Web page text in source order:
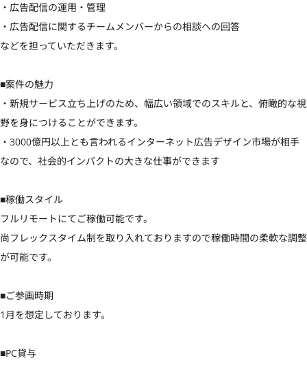
・広告配信の運用・管理
・広告配信に関するチームメンバーからの相談への回答
などを担っていただきます。
■案件の魅力
・新規サービス立ち上げのため、幅広い領域でのスキルと、俯瞰的な視
野を身につけることができます。
・3000億円以上とも言われるインターネット広告デザイン市場が相手
なので、社会的インパクトの大きな仕事ができます
■稼働スタイル
フルリモートにてご稼働可能です。
尚フレックスタイム制を取り入れておりますので稼働時間の柔軟な調整
が可能です。
■ご参画時期
1月を想定しております。
■PC貸与